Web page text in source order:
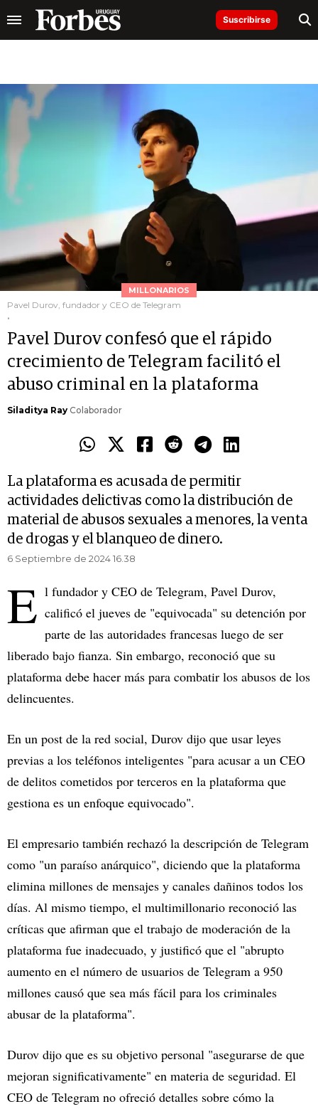
Suscribirse
MILLONARIOS
Pavel Durov, fundador y CEO de Telegram
.
Pavel Durov confesó que el rápido
crecimiento de Telegram facilitó el
abuso criminal en la plataforma
Siladitya Ray Colaborador
La plataforma es acusada de permitir
actividades delictivas como la distribución de
material de abusos sexuales a menores, la venta
de drogas y el blanqueo de dinero.
6 Septiembre de 2024 16.38
E l fundador y CEO de Telegram, Pavel Durov,
calificó el jueves de "equivocada" su detención por
parte de las autoridades francesas luego de ser
liberado bajo fianza. Sin embargo, reconoció que su
plataforma debe hacer más para combatir los abusos de los
delincuentes.
En un post de la red social, Durov dijo que usar leyes
previas a los teléfonos inteligentes "para acusar a un CEO
de delitos cometidos por terceros en la plataforma que
gestiona es un enfoque equivocado".
El empresario también rechazó la descripción de Telegram
como "un paraíso anárquico", diciendo que la plataforma
elimina millones de mensajes y canales dañinos todos los
días. Al mismo tiempo, el multimillonario reconoció las
críticas que afirman que el trabajo de moderación de la
plataforma fue inadecuado, y justificó que el "abrupto
aumento en el número de usuarios de Telegram a 950
millones causó que sea más fácil para los criminales
abusar de la plataforma".
Durov dijo que es su objetivo personal "asegurarse de que
mejoran significativamente" en materia de seguridad. El
CEO de Telegram no ofreció detalles sobre cómo la